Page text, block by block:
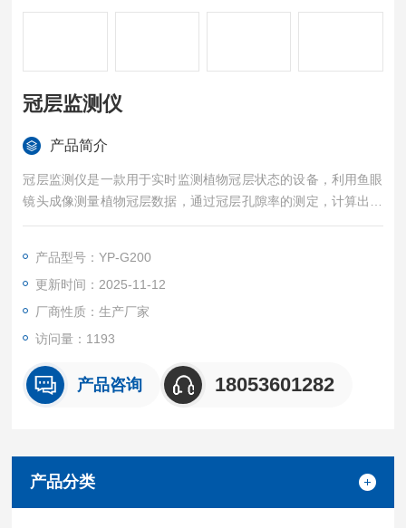
冠层监测仪
产品简介
冠层监测仪是一款用于实时监测植物冠层状态的设备，利用鱼眼
镜头成像测量植物冠层数据，通过冠层孔隙率的测定，计算出冠
层结构参数；这是目前世界上各种冠层仪一致采用的原理，该方
园合理施肥、现代化农场高效管理提供可靠的科学依据，广泛应
用于农业、林业、植物等科学研究和生产指导。
产品型号：YP-G200
更新时间：2025-11-12
厂商性质：生产厂家
访问量：1193
产品咨询 18053601282
产品分类